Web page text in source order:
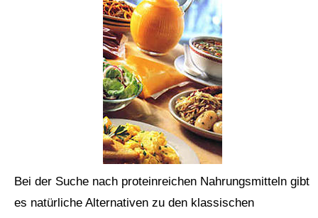
Bei der Suche nach proteinreichen Nahrungsmitteln gibt
es natürliche Alternativen zu den klassischen